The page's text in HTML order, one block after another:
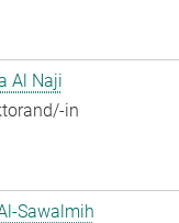
Al Naji
in
Sawalmih